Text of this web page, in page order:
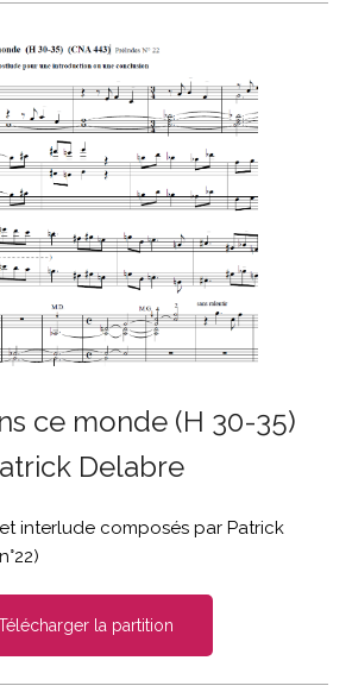
ce monde (H 30-35)
Delabre
interlude composés par Patrick
la partition